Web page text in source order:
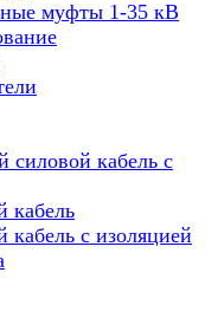
муфты 1-35 кВ
кабель с
кабель
с изоляцией